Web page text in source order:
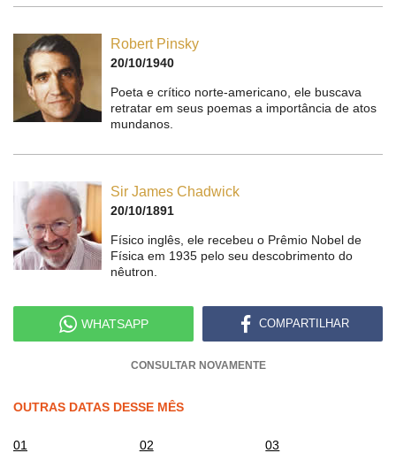
Robert Pinsky
20/10/1940
Poeta e crítico norte-americano, ele buscava
retratar em seus poemas a importância de atos
mundanos.
Sir James Chadwick
20/10/1891
Físico inglês, ele recebeu o Prêmio Nobel de
Física em 1935 pelo seu descobrimento do
nêutron.
WHATSAPP COMPARTILHAR
CONSULTAR NOVAMENTE
OUTRAS DATAS DESSE MÊS
01 02 03